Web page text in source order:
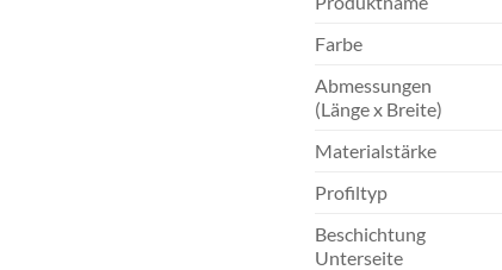
Farbe
Abmessungen
(Länge x Breite)
Materialstärke
Profiltyp
Beschichtung
Unterseite